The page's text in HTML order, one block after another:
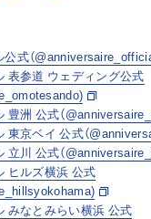
式（
表参道 ウェディング公式
豊洲 公式（
東京ベイ 公式（
立川 公式（
ヒルズ横浜 公式
みなとみらい横浜 公式